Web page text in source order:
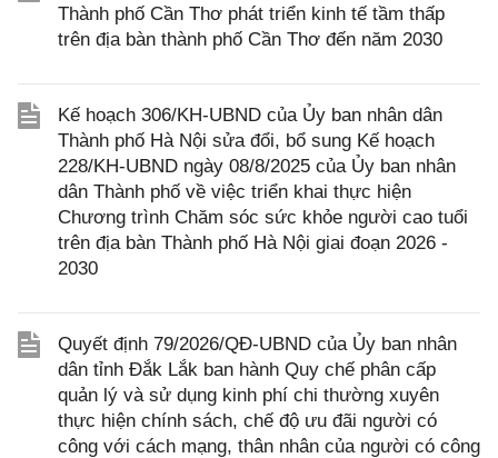
Thành phố Cần Thơ phát triển kinh tế tầm thấp
trên địa bàn thành phố Cần Thơ đến năm 2030
Kế hoạch 306/KH-UBND của Ủy ban nhân dân
Thành phố Hà Nội sửa đổi, bổ sung Kế hoạch
228/KH-UBND ngày 08/8/2025 của Ủy ban nhân
dân Thành phố về việc triển khai thực hiện
Chương trình Chăm sóc sức khỏe người cao tuổi
trên địa bàn Thành phố Hà Nội giai đoạn 2026 -
2030
Quyết định 79/2026/QĐ-UBND của Ủy ban nhân
dân tỉnh Đắk Lắk ban hành Quy chế phân cấp
quản lý và sử dụng kinh phí chi thường xuyên
thực hiện chính sách, chế độ ưu đãi người có
công với cách mạng, thân nhân của người có công